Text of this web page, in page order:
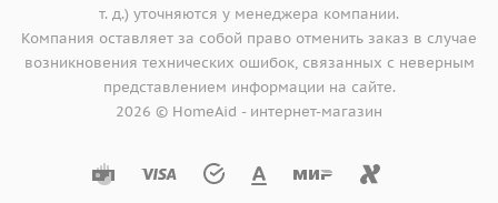
т. д.) уточняются у менеджера компании.
Компания оставляет за собой право отменить заказ в случае
возникновения технических ошибок, связанных с неверным
представлением информации на сайте.
2026 © HomeAid - интернет-магазин